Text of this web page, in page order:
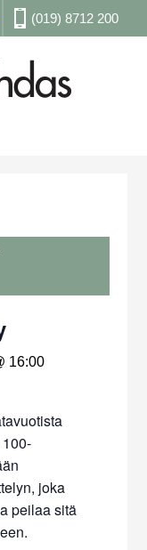
(019) 8712 200
16:00
joka
peilaa sitä